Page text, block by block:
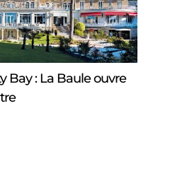
Bay : La Baule ouvre